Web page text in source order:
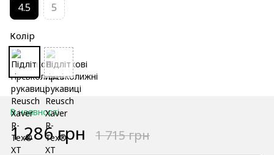
4.5 5
Колір
В наявності
1 286 грн 1 715 грн